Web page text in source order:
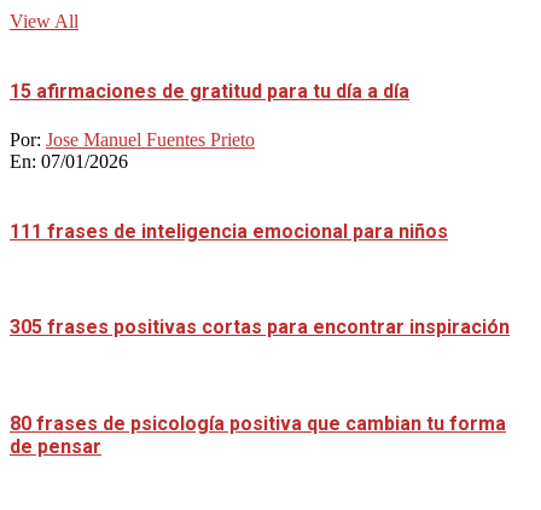
View All
15 afirmaciones de gratitud para tu día a día
Por: Jose Manuel Fuentes Prieto
En: 07/01/2026
111 frases de inteligencia emocional para niños
305 frases positivas cortas para encontrar inspiración
80 frases de psicología positiva que cambian tu forma
de pensar